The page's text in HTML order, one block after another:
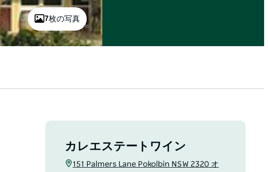
7枚の写真
カレエステートワイン
151 Palmers Lane Pokolbin NSW 2320 オ